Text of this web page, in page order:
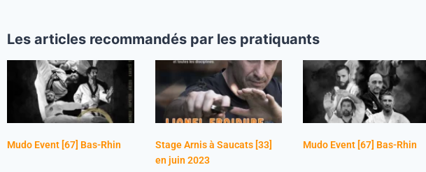
Les articles recommandés par les pratiquants
Mudo Event [67] Bas-Rhin
Stage Arnis à Saucats [33]
en juin 2023
Mudo Event [67] Bas-Rhin